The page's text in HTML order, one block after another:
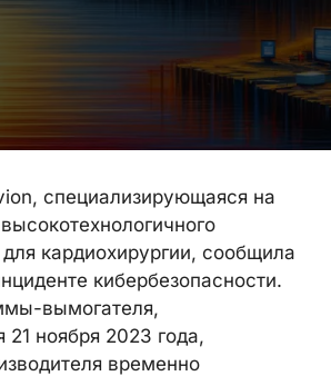
специализирующаяся на
кардиохирургии, сообщила
кибербезопасности.
вымогателя,
ноября 2023 года,
временно